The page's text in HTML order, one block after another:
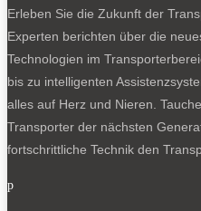
Erleben Sie die Zukunft der
Experten berichten über die
Technologien im
bis zu intelligenten
alles auf Herz und Nieren.
Transporter der nächsten
fortschrittliche Technik den
p